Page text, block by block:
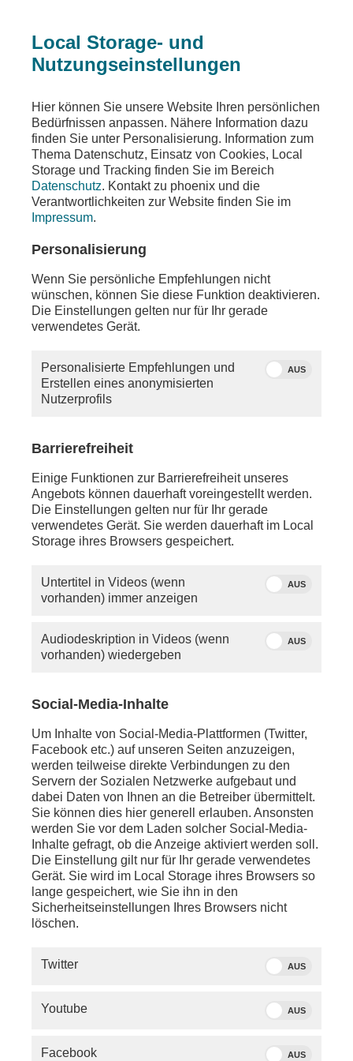
Ein Fehler ist aufgetreten
Die angeforderte Seite wurde nicht gefunden
Die von Ihnen gewünschten Inhalte sind unter der
aufgerufenen Adresse nicht oder auch nicht mehr
vorhanden. Möglicherweise haben Sie einen
veralteten Link oder ein altes Lesezeichen
Besuchen Sie unsereHomepage, um sich über
unser aktuelles Angebot zu informieren.
schreiben Sie uns eineE-Mail.
Sie vermissen einen Beitrag? Aufgrund der
PHOENIX.online viele Beiträge nicht mehr so lange
SERVICE
Local Storage- und
Nutzungseinstellungen
Hier können Sie unsere Website Ihren persönlichen
Bedürfnissen anpassen. Nähere Information dazu
finden Sie unter Personalisierung. Information zum
Thema Datenschutz, Einsatz von Cookies, Local
Storage und Tracking finden Sie im Bereich
Datenschutz. Kontakt zu phoenix und die
Verantwortlichkeiten zur Website finden Sie im
Impressum.
Personalisierung
Wenn Sie persönliche Empfehlungen nicht
wünschen, können Sie diese Funktion deaktivieren.
Die Einstellungen gelten nur für Ihr gerade
verwendetes Gerät.
Personalisierte Empfehlungen und
Erstellen eines anonymisierten
Nutzerprofils
AUS
Barrierefreiheit
Einige Funktionen zur Barrierefreiheit unseres
Angebots können dauerhaft voreingestellt werden.
Die Einstellungen gelten nur für Ihr gerade
verwendetes Gerät. Sie werden dauerhaft im Local
Storage ihres Browsers gespeichert.
Untertitel in Videos (wenn
vorhanden) immer anzeigen
AUS
Audiodeskription in Videos (wenn
vorhanden) wiedergeben
AUS
Social-Media-Inhalte
Um Inhalte von Social-Media-Plattformen (Twitter,
Facebook etc.) auf unseren Seiten anzuzeigen,
werden teilweise direkte Verbindungen zu den
Servern der Sozialen Netzwerke aufgebaut und
dabei Daten von Ihnen an die Betreiber übermittelt.
Sie können dies hier generell erlauben. Ansonsten
werden Sie vor dem Laden solcher Social-Media-
Inhalte gefragt, ob die Anzeige aktiviert werden soll.
Die Einstellung gilt nur für Ihr gerade verwendetes
Gerät. Sie wird im Local Storage ihres Browsers so
lange gespeichert, wie Sie ihn in den
Sicherheitseinstellungen Ihres Browsers nicht
löschen.
Twitter AUS
Youtube AUS
Facebook AUS